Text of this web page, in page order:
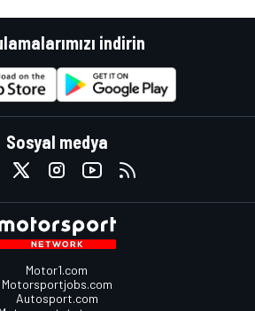
indirin
Sosyal medya
Motor1.com
Motorsportjobs.com
Autosport.com